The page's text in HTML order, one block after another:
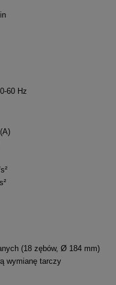
60 Hz
(18 zębów, Ø 184 mm)
wymianę tarczy